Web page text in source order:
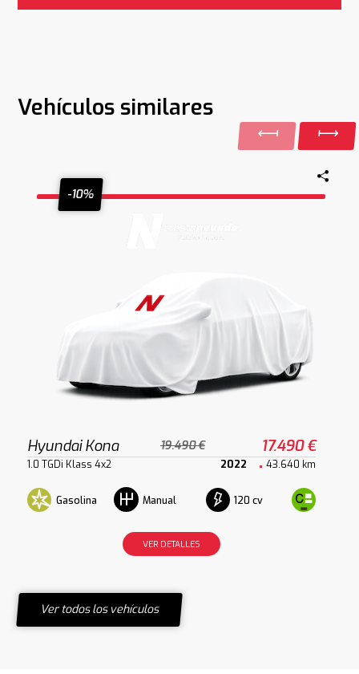
Vehículos similares
-10%
Hyundai Kona 19.490 € 17.490 €
1.0 TGDi Klass 4x2 2022 43.640 km
Gasolina Manual 120 cv
VER DETALLES
Ver todos los vehículos